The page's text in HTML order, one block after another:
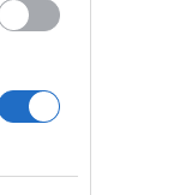
τον